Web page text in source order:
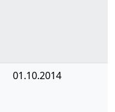
01.10.2014